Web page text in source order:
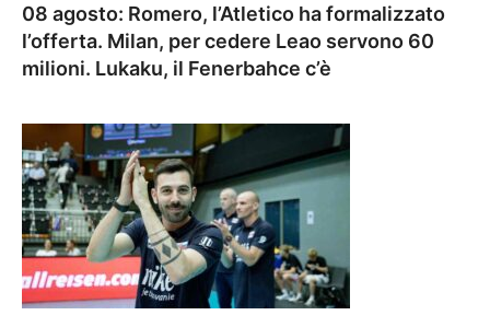
08 agosto: Romero, l’Atletico ha formalizzato
l’offerta. Milan, per cedere Leao servono 60
milioni. Lukaku, il Fenerbahce c’è